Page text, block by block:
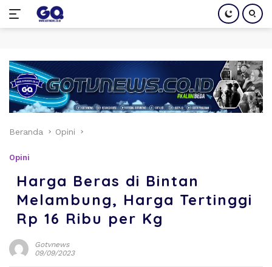
konten
Beranda Opini
Opini
Harga Beras di Bintan
Melambung, Harga Tertinggi
Rp 16 Ribu per Kg
Gotvnews
09/09/2023